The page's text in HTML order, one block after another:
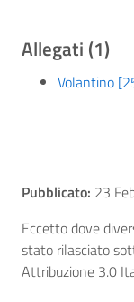
Allegati (1)
Volantino
Pubblicato: 23
Eccetto dove
stato rilasciato
Attribuzione 3.0